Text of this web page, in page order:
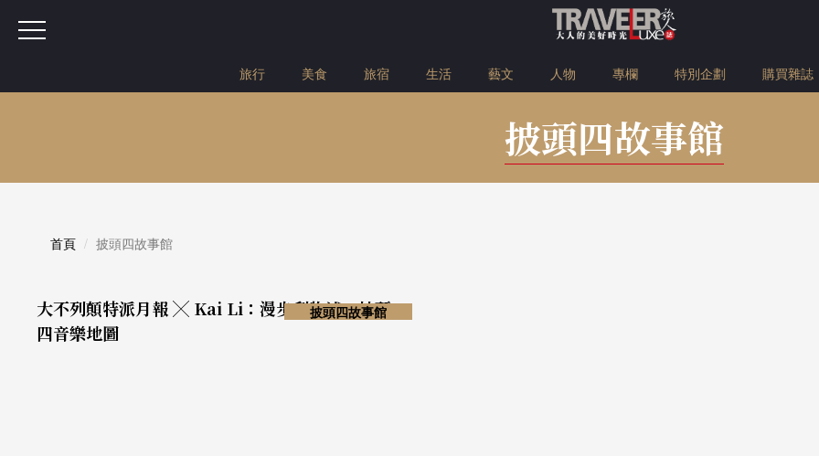
旅行 美食 旅宿 生活 藝文 人物 專欄 特別企劃 購買雜誌
披頭四故事館
首頁 披頭四故事館
大不列顛特派月報 ╳ Kai Li：漫步利物浦：披頭
四音樂地圖
披頭四故事館